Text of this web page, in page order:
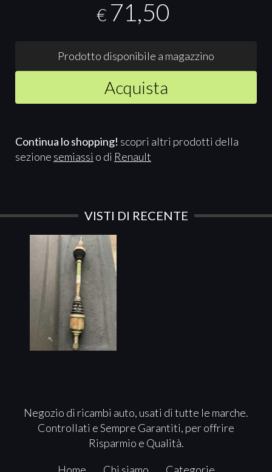
€ 71,50
Prodotto disponibile a magazzino
Acquista
Continua lo shopping! scopri altri prodotti della
sezione semiassi o di Renault
VISTI DI RECENTE
Negozio di ricambi auto, usati di tutte le marche.
Controllati e Sempre Garantiti, per offrire
Risparmio e Qualità.